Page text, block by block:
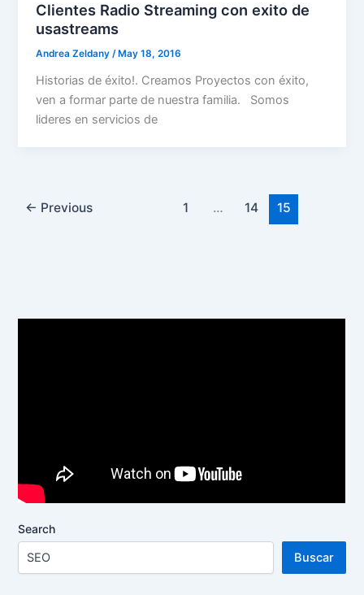
Clientes Radio Streaming con exito de
usastreams
Andrea Zeldany/ May 18, 2016
Historias de éxito!. Creamos Proyectos con éxito,
ven a formar parte de nuestra familia. Somos
lideres en servicios de
← Previous 1 … 14 15
Search
Buscar